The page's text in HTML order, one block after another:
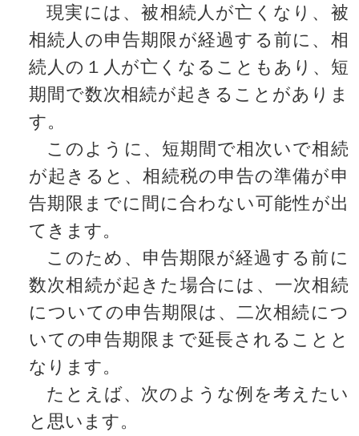
現実には、被相続人が亡くなり、被
相続人の申告期限が経過する前に、相
続人の１人が亡くなることもあり、短
期間で数次相続が起きることがありま
す。
このように、短期間で相次いで相続
が起きると、相続税の申告の準備が申
告期限までに間に合わない可能性が出
てきます。
このため、申告期限が経過する前に
数次相続が起きた場合には、一次相続
についての申告期限は、二次相続につ
いての申告期限まで延長されることと
なります。
たとえば、次のような例を考えたい
と思います。